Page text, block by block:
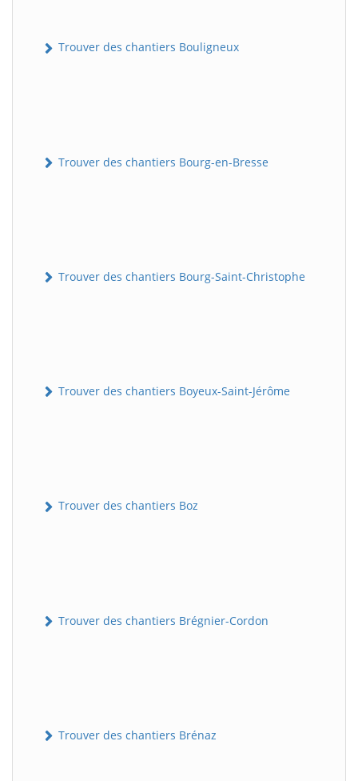
Trouver des chantiers Bouligneux
Trouver des chantiers Bourg-en-Bresse
Trouver des chantiers Bourg-Saint-Christophe
Trouver des chantiers Boyeux-Saint-Jérôme
Trouver des chantiers Boz
Trouver des chantiers Brégnier-Cordon
Trouver des chantiers Brénaz